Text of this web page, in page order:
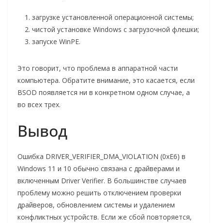
загрузке установленной операционной системы;
чистой установке Windows с загрузочной флешки;
запуске WinPE.
Это говорит, что проблема в аппаратной части
компьютера. Обратите внимание, это касается, если
BSOD появляется ни в конкретном одном случае, а
во всех трех.
Вывод
Ошибка DRIVER_VERIFIER_DMA_VIOLATION (0xE6) в
Windows 11 и 10 обычно связана с драйверами и
включенным Driver Verifier. В большинстве случаев
проблему можно решить отключением проверки
драйверов, обновлением системы и удалением
конфликтных устройств. Если же сбой повторяется,